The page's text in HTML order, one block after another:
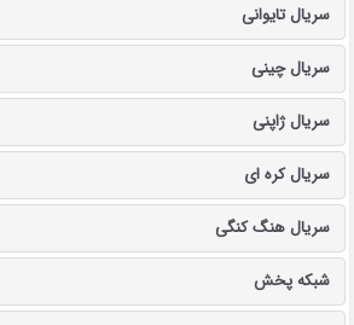
سریال تایوانی
سریال چینی
سریال ژاپنی
سریال کره ای
سریال هنگ کنگی
شبکه پخش